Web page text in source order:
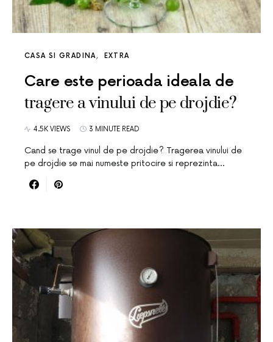
CASA SI GRADINA EXTRA
Care este perioada ideala de
tragere a vinului de pe drojdie?
4.5K VIEWS 3 MINUTE READ
Cand se trage vinul de pe drojdie? Tragerea vinului de
pe drojdie se mai numeste pritocire si reprezinta…